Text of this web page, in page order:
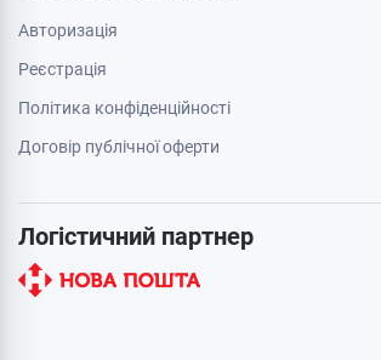
Авторизація
Реєстрація
Політика конфіденційності
Договір публічної оферти
Логістичний партнер